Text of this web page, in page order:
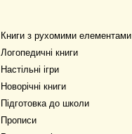
Книги з рухомими елементами
Логопедичні книги
Настільні ігри
Новорічні книги
Підготовка до школи
Прописи